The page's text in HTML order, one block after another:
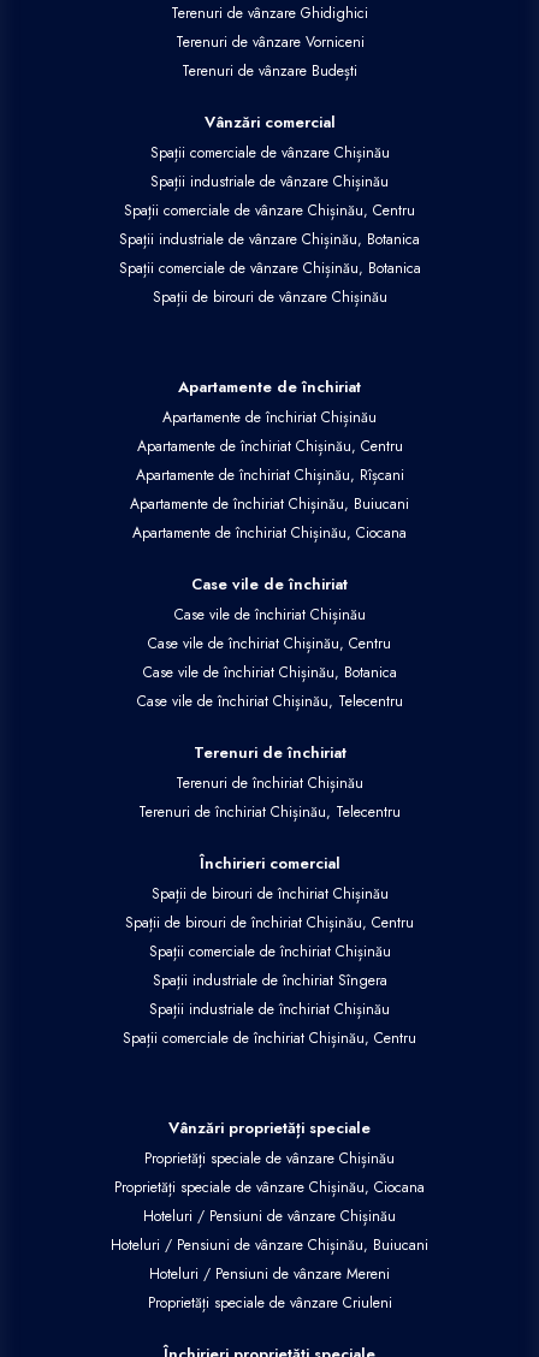
Terenuri de vânzare Ghidighici
Terenuri de vânzare Vorniceni
Terenuri de vânzare Budești
Vânzări comercial
Spații comerciale de vânzare Chișinău
Spații industriale de vânzare Chișinău
Spații comerciale de vânzare Chișinău, Centru
Spații industriale de vânzare Chișinău, Botanica
Spații comerciale de vânzare Chișinău, Botanica
Spații de birouri de vânzare Chișinău
Apartamente de închiriat
Apartamente de închiriat Chișinău
Apartamente de închiriat Chișinău, Centru
Apartamente de închiriat Chișinău, Rîșcani
Apartamente de închiriat Chișinău, Buiucani
Apartamente de închiriat Chișinău, Ciocana
Case vile de închiriat
Case vile de închiriat Chișinău
Case vile de închiriat Chișinău, Centru
Case vile de închiriat Chișinău, Botanica
Case vile de închiriat Chișinău, Telecentru
Terenuri de închiriat
Terenuri de închiriat Chișinău
Terenuri de închiriat Chișinău, Telecentru
Închirieri comercial
Spații de birouri de închiriat Chișinău
Spații de birouri de închiriat Chișinău, Centru
Spații comerciale de închiriat Chișinău
Spații industriale de închiriat Sîngera
Spații industriale de închiriat Chișinău
Spații comerciale de închiriat Chișinău, Centru
Vânzări proprietăți speciale
Proprietăți speciale de vânzare Chișinău
Proprietăți speciale de vânzare Chișinău, Ciocana
Hoteluri / Pensiuni de vânzare Chișinău
Hoteluri / Pensiuni de vânzare Chișinău, Buiucani
Hoteluri / Pensiuni de vânzare Mereni
Proprietăți speciale de vânzare Criuleni